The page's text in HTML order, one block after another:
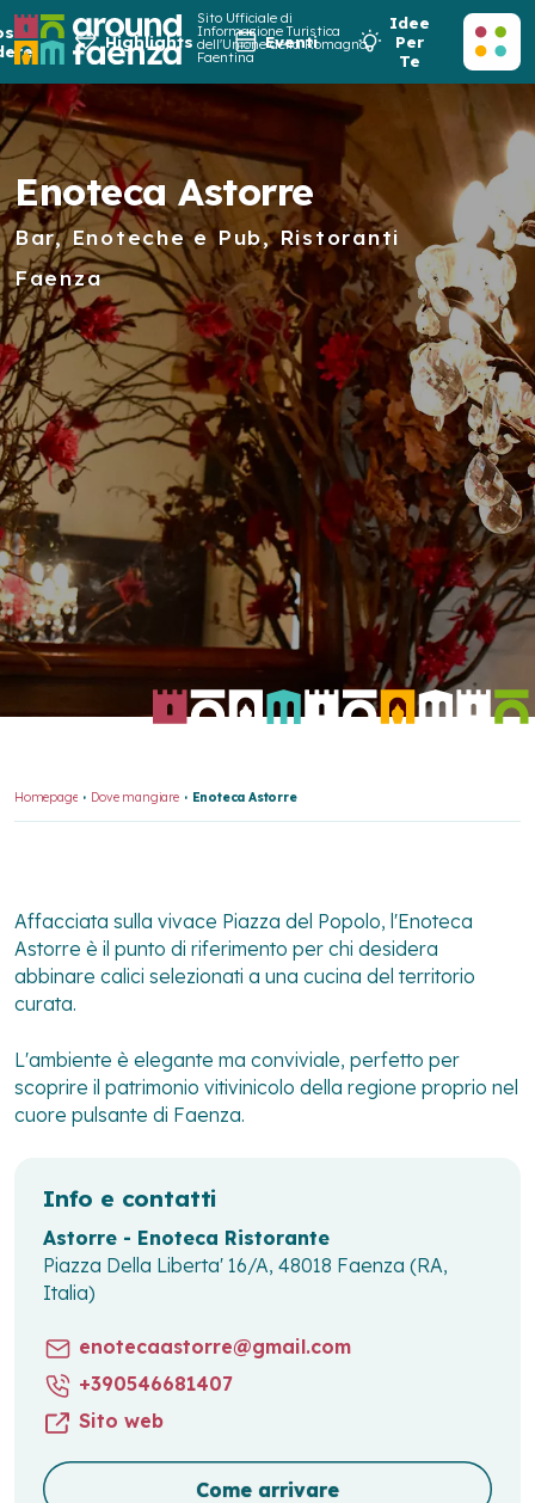
Sito Ufficiale di
Informazione Turistica
dell'Unione della Romagna
Faentina
Highlights Eventi
Idee
Per
Te
Enoteca Astorre
Bar, Enoteche e Pub, Ristoranti
Faenza
Homepage Dove mangiare Enoteca Astorre
Affacciata sulla vivace Piazza del Popolo, l'Enoteca
Astorre è il punto di riferimento per chi desidera
abbinare calici selezionati a una cucina del territorio
curata.
L'ambiente è elegante ma conviviale, perfetto per
scoprire il patrimonio vitivinicolo della regione proprio nel
cuore pulsante di Faenza.
Info e contatti
Astorre - Enoteca Ristorante
Piazza Della Liberta' 16/A, 48018 Faenza (RA,
Italia)
enotecaastorre@gmail.com
+390546681407
Sito web
Come arrivare